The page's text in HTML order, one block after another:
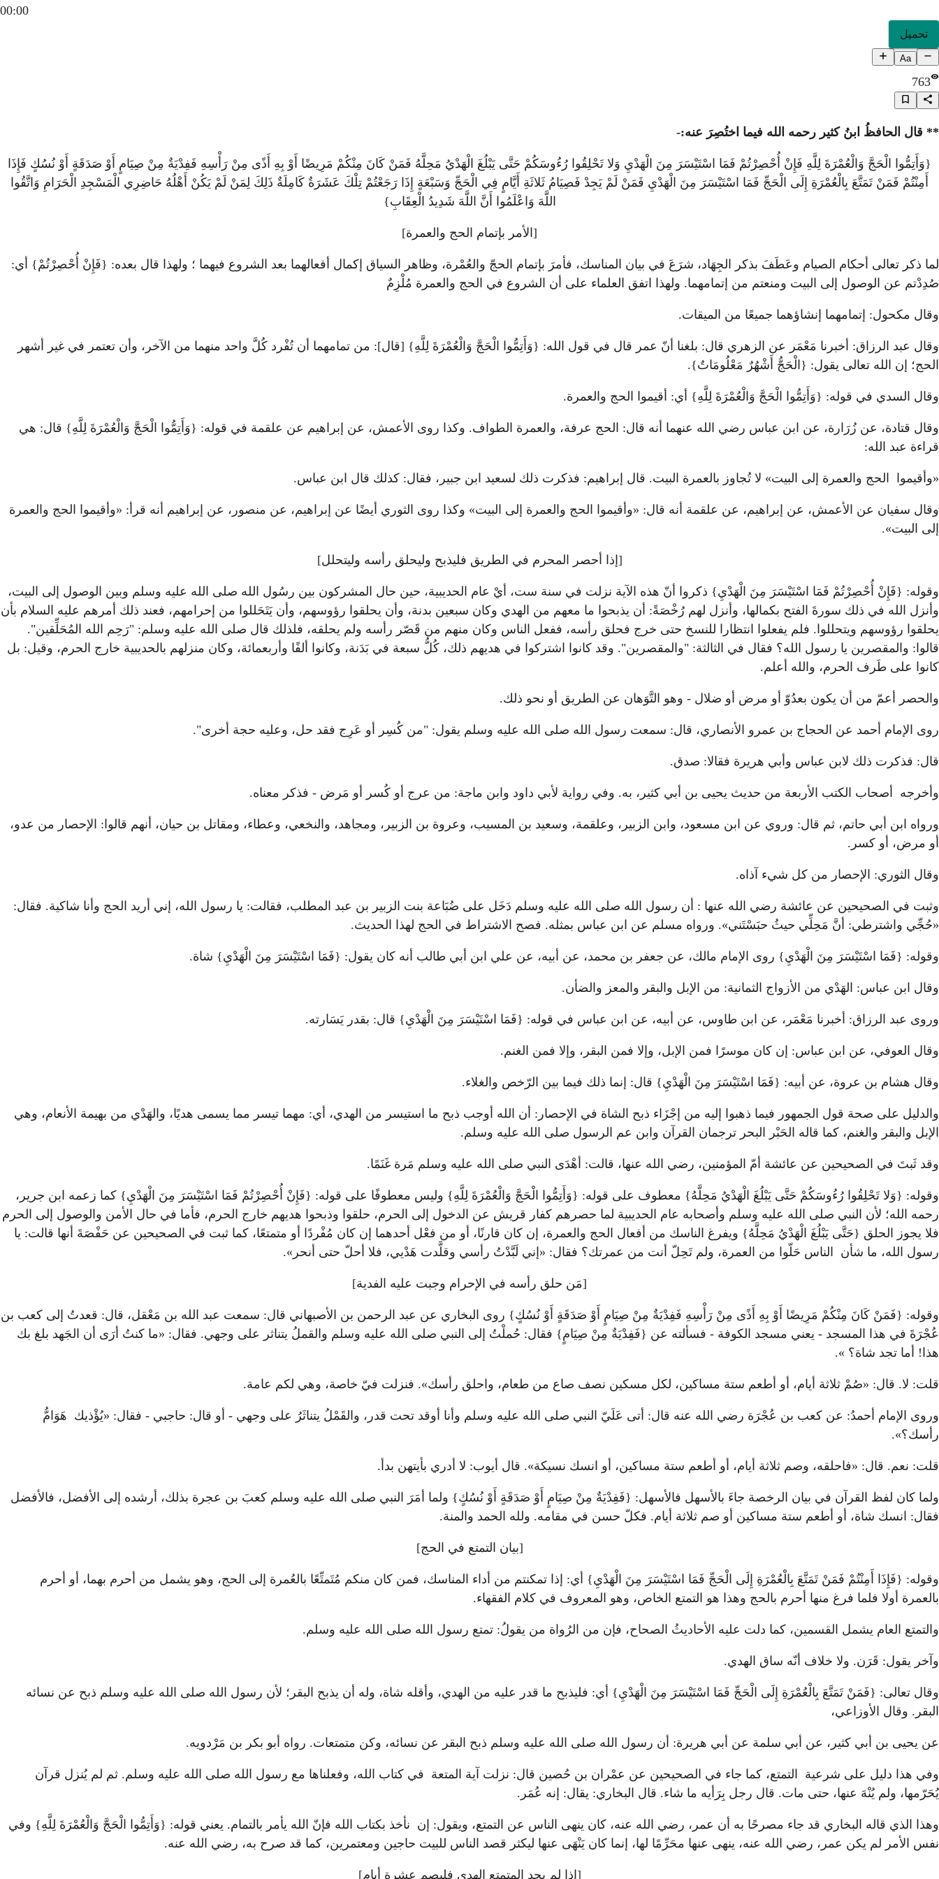
00:00
تحميل
Aa
763
** قال الحافظُ ابنُ كثير رحمه الله فيما اختُصِرَ عنه:-
{وَأَتِمُّوا الْحَجَّ وَالْعُمْرَةَ لِلَّهِ فَإِنْ أُحْصِرْتُمْ فَمَا اسْتَيْسَرَ مِنَ الْهَدْيِ وَلا تَحْلِقُوا رُءُوسَكُمْ حَتَّى يَبْلُغَ الْهَدْيُ مَحِلَّهُ فَمَنْ كَانَ مِنْكُمْ مَرِيضًا أَوْ بِهِ أَذًى مِنْ رَأْسِهِ فَفِدْيَةٌ مِنْ صِيَامٍ أَوْ صَدَقَةٍ أَوْ نُسُكٍ فَإِذَا
أَمِنْتُمْ فَمَنْ تَمَتَّعَ بِالْعُمْرَةِ إِلَى الْحَجِّ فَمَا اسْتَيْسَرَ مِنَ الْهَدْيِ فَمَنْ لَمْ يَجِدْ فَصِيَامُ ثَلاثَةِ أَيَّامٍ فِي الْحَجِّ وَسَبْعَةٍ إِذَا رَجَعْتُمْ تِلْكَ عَشَرَةٌ كَامِلَةٌ ذَلِكَ لِمَنْ لَمْ يَكُنْ أَهْلُهُ حَاضِرِي الْمَسْجِدِ الْحَرَامِ وَاتَّقُوا
اللَّهَ وَاعْلَمُوا أَنَّ اللَّهَ شَدِيدُ الْعِقَابِ}
[الأمر بإتمام الحج والعمرة]
لما ذكر تعالى أحكام الصيام وعَطَفَ بذكر الجِهَاد، شرَعَ في بيان المناسك، فأمرَ بإتمام الحجّ والعُمْرة، وظاهر السياق إكمال أفعالهما بعد الشروع فيهما ؛ ولهذا قال بعده: {فَإِنْ أُحْصِرْتُمْ} أي:
صُدِدْتم عن الوصول إلى البيت ومنعتم من إتمامهما. ولهذا اتفق العلماء على أن الشروع في الحج والعمرة مُلْزِمٌ
وقال مكحول: إتمامهما إنشاؤهما جميعًا من الميقات.
وقال عبد الرزاق: أخبرنا مَعْمَر عن الزهري قال: بلغنا أنّ عمر قال في قول الله: {وَأَتِمُّوا الْحَجَّ وَالْعُمْرَةَ لِلَّهِ} [قال]: من تمامهما أن تُفْرد كُلَّ واحد منهما من الآخر، وأن تعتمر في غير أشهر
الحج؛ إن الله تعالى يقول: {الْحَجُّ أَشْهُرٌ مَعْلُومَاتٌ}.
وقال السدي في قوله: {وَأَتِمُّوا الْحَجَّ وَالْعُمْرَةَ لِلَّهِ} أي: أقيموا الحج والعمرة.
وقال قتادة، عن زُرَارة، عن ابن عباس رضي الله عنهما أنه قال: الحج عرفة، والعمرة الطواف. وكذا روى الأعمش، عن إبراهيم عن علقمة في قوله: {وَأَتِمُّوا الْحَجَّ وَالْعُمْرَةَ لِلَّهِ} قال: هي
قراءة عبد الله:
«وأقيموا الحج والعمرة إلى البيت» لا تُجاوز بالعمرة البيت. قال إبراهيم: فذكرت ذلك لسعيد ابن جبير، فقال: كذلك قال ابن عباس.
وقال سفيان عن الأعمش، عن إبراهيم، عن علقمة أنه قال: «وأقيموا الحج والعمرة إلى البيت» وكذا روى الثوري أيضًا عن إبراهيم، عن منصور، عن إبراهيم أنه قرأ: «وأقيموا الحج والعمرة
إلى البيت».
[إذا أحصر المحرم في الطريق فليذبح وليحلق رأسه وليتحلل]
وقوله: {فَإِنْ أُحْصِرْتُمْ فَمَا اسْتَيْسَرَ مِنَ الْهَدْيِ} ذكروا أنّ هذه الآية نزلت في سنة ست، أيْ عام الحديبية، حين حال المشركون بين رسُول الله صلى الله عليه وسلم وبين الوصول إلى البيت،
وأنزل الله في ذلك سورةَ الفتح بكمالها، وأنزل لهم رُخْصَةً: أن يذبحوا ما معهم من الهدي وكان سبعين بدنة، وأن يحلقوا رؤوسهم، وأن يَتَحَللوا من إحرامهم، فعند ذلك أمرهم عليه السلام بأن
يحلقوا رؤوسهم ويتحللوا. فلم يفعلوا انتظارا للنسخ حتى خرج فحلق رأسه، ففعل الناس وكان منهم من قَصّر رأسه ولم يحلقه، فلذلك قال صلى الله عليه وسلم: "رَحِم الله المُحَلِّقين".
قالوا: والمقصرين يا رسول الله؟ فقال في الثالثة: "والمقصرين". وقد كانوا اشتركوا في هديهم ذلك، كُلُّ سبعة في بَدَنة، وكانوا ألفًا وأربعمائة، وكان منزلهم بالحديبية خارج الحرم، وقيل: بل
كانوا على طَرف الحرم، والله أعلم.
والحصر أعمّ من أن يكون بعدُوّ أو مرض أو ضلال - وهو التَّوَهان عن الطريق أو نحو ذلك.
روى الإمام أحمد عن الحجاج بن عمرو الأنصاري، قال: سمعت رسول الله صلى الله عليه وسلم يقول: "من كُسِر أو عَرِج فقد حل، وعليه حجة أخرى".
قال: فذكرت ذلك لابن عباس وأبي هريرة فقالا: صدق.
وأخرجه أصحاب الكتب الأربعة من حديث يحيى بن أبي كثير، به. وفي رواية لأبي داود وابن ماجة: من عرج أو كُسر أو مَرض - فذكر معناه.
ورواه ابن أبي حاتم، ثم قال: وروي عن ابن مسعود، وابن الزبير، وعلقمة، وسعيد بن المسيب، وعروة بن الزبير، ومجاهد، والنخعي، وعطاء، ومقاتل بن حيان، أنهم قالوا: الإحصار من عدو،
أو مرض، أو كسر.
وقال الثوري: الإحصار من كل شيء آذاه.
وثبت في الصحيحين عن عائشة رضي الله عنها : أن رسول الله صلى الله عليه وسلم دَخَل على ضُبَاعة بنت الزبير بن عبد المطلب، فقالت: يا رسول الله، إني أريد الحج وأنا شاكية. فقال:
«حُجِّي واشترطي: أنَّ مَحِلِّي حيثُ حبَسْتَني». ورواه مسلم عن ابن عباس بمثله. فصح الاشتراط في الحج لهذا الحديث.
وقوله: {فَمَا اسْتَيْسَرَ مِنَ الْهَدْيِ} روى الإمام مالك، عن جعفر بن محمد، عن أبيه، عن علي ابن أبي طالب أنه كان يقول: {فَمَا اسْتَيْسَرَ مِنَ الْهَدْيِ} شاة.
وقال ابن عباس: الهَدْي من الأزواج الثمانية: من الإبل والبقر والمعز والضأن.
وروى عبد الرزاق: أخبرنا مَعْمَر، عن ابن طاوس، عن أبيه، عن ابن عباس في قوله: {فَمَا اسْتَيْسَرَ مِنَ الْهَدْيِ} قال: بقدر يَسَارته.
وقال العوفي، عن ابن عباس: إن كان موسرًا فمن الإبل، وإلا فمن البقر، وإلا فمن الغنم.
وقال هشام بن عروة، عن أبيه: {فَمَا اسْتَيْسَرَ مِنَ الْهَدْيِ} قال: إنما ذلك فيما بين الرّخص والغلاء.
والدليل على صحة قول الجمهور فيما ذهبوا إليه من إجْزَاء ذبح الشاة في الإحصار: أن الله أوجب ذبح ما استيسر من الهدي، أي: مهما تيسر مما يسمى هديًا، والهَدْي من بهيمة الأنعام، وهي
الإبل والبقر والغنم، كما قاله الحَبْر البحر ترجمان القرآن وابن عم الرسول صلى الله عليه وسلم.
وقد ثَبتَ في الصحيحين عن عائشة أمّ المؤمنين، رضي الله عنها، قالت: أهْدَى النبي صلى الله عليه وسلم مَرة غَنَمًا.
وقوله: {وَلا تَحْلِقُوا رُءُوسَكُمْ حَتَّى يَبْلُغَ الْهَدْيُ مَحِلَّهُ} معطوف على قوله: {وَأَتِمُّوا الْحَجَّ وَالْعُمْرَةَ لِلَّهِ} وليس معطوفًا على قوله: {فَإِنْ أُحْصِرْتُمْ فَمَا اسْتَيْسَرَ مِنَ الْهَدْيِ} كما زعمه ابن جرير،
رحمه الله؛ لأن النبي صلى الله عليه وسلم وأصحابه عام الحديبية لما حصرهم كفار قريش عن الدخول إلى الحرم، حلقوا وذبحوا هديهم خارج الحرم، فأما في حال الأمن والوصول إلى الحرم
فلا يجوز الحلق {حَتَّى يَبْلُغَ الْهَدْيُ مَحِلَّهُ} ويفرغ الناسك من أفعال الحج والعمرة، إن كان قارنًا، أو من فعْل أحدهما إن كان مُفْردًا أو متمتعًا، كما ثبت في الصحيحين عن حَفْصَةَ أنها قالت: يا
رسول الله، ما شأن الناس حَلّوا من العمرة، ولم تَحِلّ أنت من عمرتك؟ فقال: «إني لَبَّدْتُ رأسي وقلَّدت هَدْيي، فلا أحلّ حتى أنحر».
[مَن حلق رأسه في الإحرام وجبت عليه الفدية]
وقوله: {فَمَنْ كَانَ مِنْكُمْ مَرِيضًا أَوْ بِهِ أَذًى مِنْ رَأْسِهِ فَفِدْيَةٌ مِنْ صِيَامٍ أَوْ صَدَقَةٍ أَوْ نُسُكٍ} روى البخاري عن عبد الرحمن بن الأصبهاني قال: سمعت عبد الله بن مَعْقل، قال: قعدتُ إلى كعب بن
عُجْرَةَ في هذا المسجد - يعني مسجد الكوفة - فسألته عن {فَفِدْيَةٌ مِنْ صِيَامٍ} فقال: حُملْتُ إلى النبي صلى الله عليه وسلم والقملُ يتناثر على وجهي. فقال: «ما كنتُ أرَى أن الجَهد بلغ بك
هذا! أما تجد شاة؟ ».
قلت: لا. قال: «صُمْ ثلاثة أيام، أو أطعم ستة مساكين، لكل مسكين نصف صاع من طعام، واحلق رأسك». فنزلت فيّ خاصة، وهي لكم عامة.
وروى الإمام أحمدُ: عن كعب بن عُجْرَة رضي الله عنه قال: أتى عَلَيّ النبي صلى الله عليه وسلم وأنا أوقد تحت قدر، والقَمْلُ يتناثَرُ على وجهي - أو قال: حاجبي - فقال: «يُؤْذيك هَوَامُّ
رأسك؟».
قلت: نعم. قال: «فاحلقه، وصم ثلاثة أيام، أو أطعم ستة مساكين، أو انسك نسيكة». قال أيوب: لا أدري بأيتهن بدأ.
ولما كان لفظ القرآن في بيان الرخصة جاءَ بالأسهل فالأسهل: {فَفِدْيَةٌ مِنْ صِيَامٍ أَوْ صَدَقَةٍ أَوْ نُسُكٍ} ولما أمَرَ النبي صلى الله عليه وسلم كعبَ بن عجرة بذلك، أرشده إلى الأفضل، فالأفضل
فقال: انسك شاة، أو أطعم ستة مساكين أو صم ثلاثة أيام. فكلّ حسن في مقامه. ولله الحمد والمنة.
[بيان التمتع في الحج]
وقوله: {فَإِذَا أَمِنْتُمْ فَمَنْ تَمَتَّعَ بِالْعُمْرَةِ إِلَى الْحَجِّ فَمَا اسْتَيْسَرَ مِنَ الْهَدْيِ} أي: إذا تمكنتم من أداء المناسك، فمن كان منكم مُتَمتِّعًا بالعُمرة إلى الحج، وهو يشمل من أحرم بهما، أو أحرم
بالعمرة أولا فلما فرغ منها أحرم بالحج وهذا هو التمتع الخاص، وهو المعروف في كلام الفقهاء.
والتمتع العام يشمل القسمين، كما دلت عليه الأحاديثُ الصحاح، فإن من الرُواة من يقولُ: تمتع رسول الله صلى الله عليه وسلم.
وآخر يقول: قَرَن. ولا خلاف أنّه ساق الهدي.
وقال تعالى: {فَمَنْ تَمَتَّعَ بِالْعُمْرَةِ إِلَى الْحَجِّ فَمَا اسْتَيْسَرَ مِنَ الْهَدْيِ} أي: فليذبح ما قدر عليه من الهدي، وأقله شاة، وله أن يذبح البقر؛ لأن رسول الله صلى الله عليه وسلم ذبح عن نسائه
البقر. وقال الأوزاعي،
عن يحيى بن أبي كثير، عن أبي سلمة عن أبي هريرة: أن رسول الله صلى الله عليه وسلم ذبح البقر عن نسائه، وكن متمتعات. رواه أبو بكر بن مَرْدويه.
وفي هذا دليل على شرعية التمتع، كما جاء في الصحيحين عن عمْران بن حُصين قال: نزلت آية المتعة في كتاب الله، وفعلناها مع رسول الله صلى الله عليه وسلم. ثم لم يُنزل قرآن
يُحَرّمها، ولم يُنْهَ عنها، حتى مات. قال رجل بِرَأيه ما شاء. قال البخاري: يقال: إنه عُمَر.
وهذا الذي قاله البخاري قد جاء مصرحًا به أن عمر، رضي الله عنه، كان ينهى الناس عن التمتع، ويقول: إن نأخذ بكتاب الله فإنّ الله يأمر بالتمام. يعني قوله: {وَأَتِمُّوا الْحَجَّ وَالْعُمْرَةَ لِلَّهِ} وفي
نفس الأمر لم يكن عمر، رضي الله عنه، ينهى عنها محَرِّمًا لها، إنما كان يَنْهَى عنها ليكثر قصد الناس للبيت حاجين ومعتمرين، كما قد صرح به، رضي الله عنه.
[إذا لم يجد المتمتع الهدي فليصم عشرة أيام]